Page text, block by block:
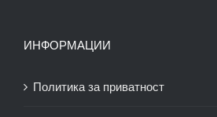
ИНФОРМАЦИИ
Политика за приватност